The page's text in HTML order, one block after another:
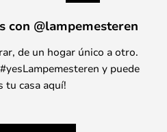
con @lampemesteren
de un hogar único a otro.
y puede
tu casa aquí!